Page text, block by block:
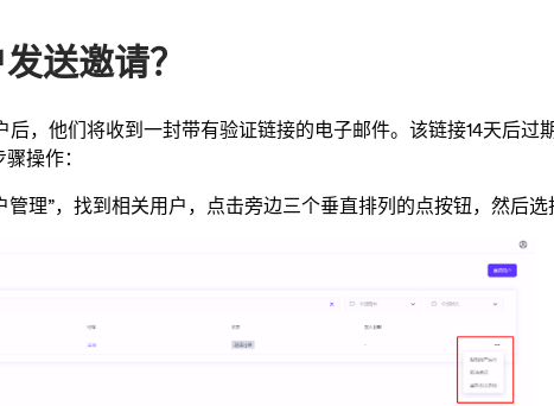
送邀请？
，他们将收到一封带有验证链接的电子邮件。该链接14天后过
操作：
管理”，找到相关用户，点击旁边三个垂直排列的点按钮，然后选